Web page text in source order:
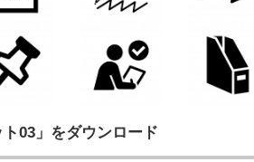
ト03」をダウンロード